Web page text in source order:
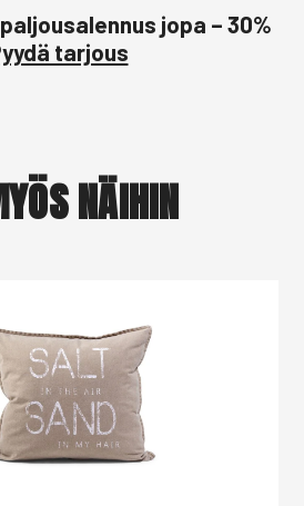
jopa – 30%
tarjous
NÄIHIN